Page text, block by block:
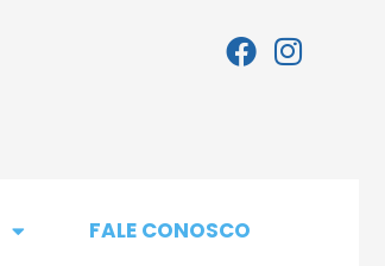
FALE CONOSCO